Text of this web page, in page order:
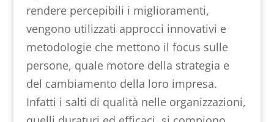
rendere percepibili i miglioramenti,
vengono utilizzati approcci innovativi e
metodologie che mettono il focus sulle
persone, quale motore della strategia e
del cambiamento della loro impresa.
Infatti i salti di qualità nelle organizzazioni,